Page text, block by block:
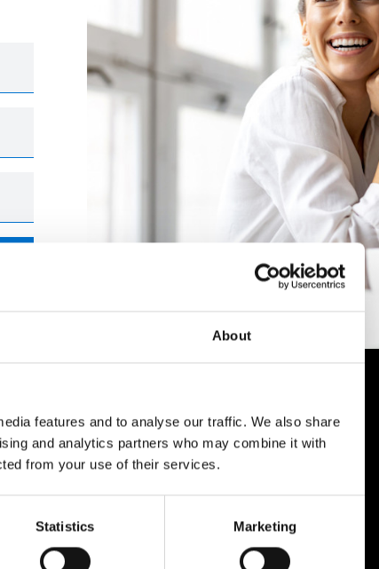
About
features and to analyse our traffic. We also share
and analytics partners who may combine it with
from your use of their services.
Statistics Marketing
o projeto